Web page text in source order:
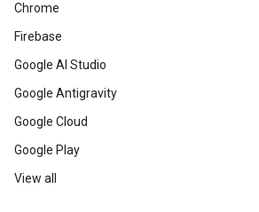
Chrome
Firebase
Google AI Studio
Google Antigravity
Google Cloud
Google Play
View all